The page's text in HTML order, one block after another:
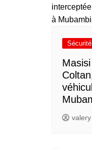
Sécurité
valery